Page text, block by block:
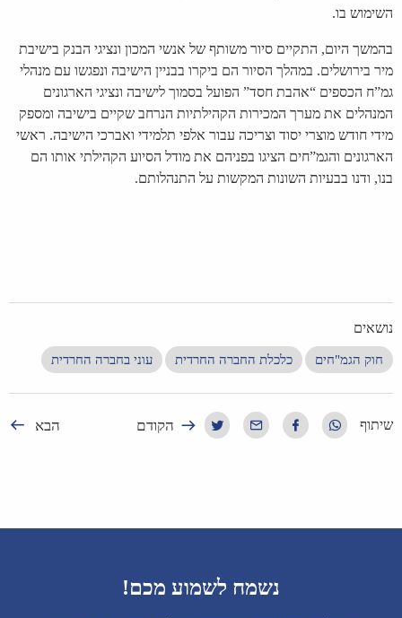
השימוש בו.
בהמשך היום, התקיים סיור משותף של אנשי המכון ונציגי הבנק בישיבת
מיר בירושלים. במהלך הסיור הם ביקרו בבניין הישיבה ונפגשו עם מנהלי
גמ”ח הכספים “אהבת חסד” הפועל בסמוך לישיבה ונציגי הארגונים
המנהלים את מערך המכירות הקהילתיות הנרחב שקיים בישיבה ומספק
מידי חודש מוצרי יסוד וצריכה עבור אלפי תלמידי ואברכי הישיבה. ראשי
הארגונים והגמ”חים הציגו בפניהם את מודל הסיוע הקהילתי אותו הם
בנו, ודנו בבעיות השונות המקשות על התנהלותם.
נושאים
חוק הגמ"חים כלכלת החברה החרדית עוני בחברה החרדית
שיתוף הקודם הבא
נשמח לשמוע מכם!